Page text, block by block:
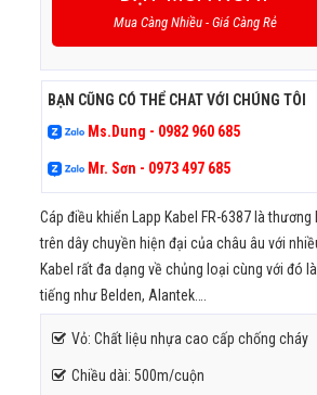
Mua Càng Nhiều - Giá Càng Rẻ
BẠN CŨNG CÓ THỂ CHAT VỚI CHÚNG TÔI
Ms.Dung - 0982 960 685
Mr. Sơn - 0973 497 685
Cáp điều khiển Lapp Kabel FR-6387 là
trên dây chuyền hiện đại của châu âu với
Kabel rất đa dạng về chủng loại cùng với đó
tiếng như Belden, Alantek….
Vỏ: Chất liệu nhựa cao cấp chống cháy
Chiều dài: 500m/cuộn